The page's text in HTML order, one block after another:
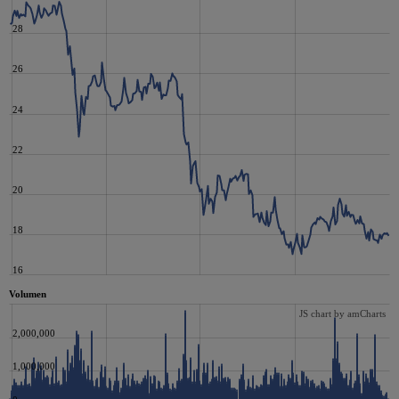
16
18
20
22
24
26
28
Volumen
1,000,000
2,000,000
JS chart by amCharts